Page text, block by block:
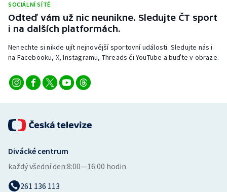
Veslování
Vodní slalom
Ostatní
SOCIÁLNÍ SÍTĚ
Odteď vám už nic neunikne. Sledujte ČT sport
i na dalších platformách.
Nenechte si nikde ujít nejnovější sportovní události. Sledujte nás i
na Facebooku, X, Instagramu, Threads či YouTube a buďte v obraze.
Divácké centrum
každý všední den:8:00—16:00 hodin
261 136 113